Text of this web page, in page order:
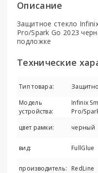
Описание
Защитное стекло
Pro/Spark Go 2023
подложке
Технические
Тип товара:
Модель
устройства:
Infinix
Pro/
цвет рамки:
черный
вид: FullGlue
производитель: RedLine